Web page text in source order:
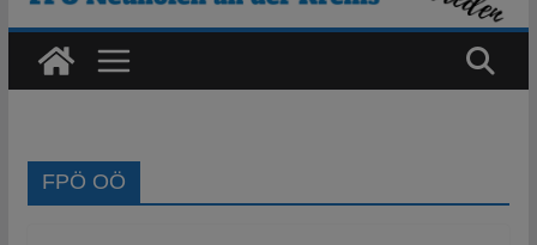
FPÖ OÖ